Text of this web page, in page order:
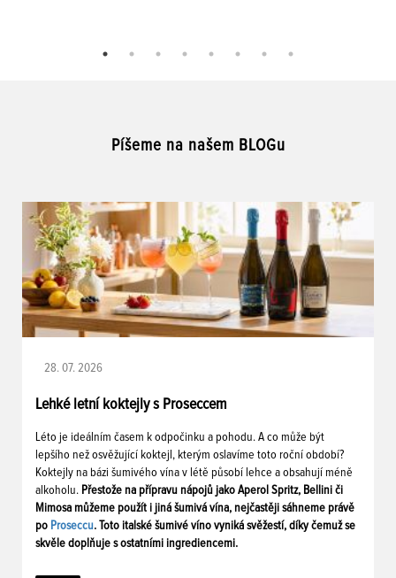
Píšeme na našem BLOGu
28. 07. 2026
Lehké letní koktejly s Proseccem
Léto je ideálním časem k odpočinku a pohodu. A co může být
lepšího než osvěžující koktejl, kterým oslavíme toto roční období?
Koktejly na bázi šumivého vína v létě působí lehce a obsahují méně
alkoholu. Přestože na přípravu nápojů jako Aperol Spritz, Bellini či
Mimosa můžeme použít i jiná šumivá vína, nejčastěji sáhneme právě
po Proseccu. Toto italské šumivé víno vyniká svěžestí, díky čemuž se
skvěle doplňuje s ostatními ingrediencemi.